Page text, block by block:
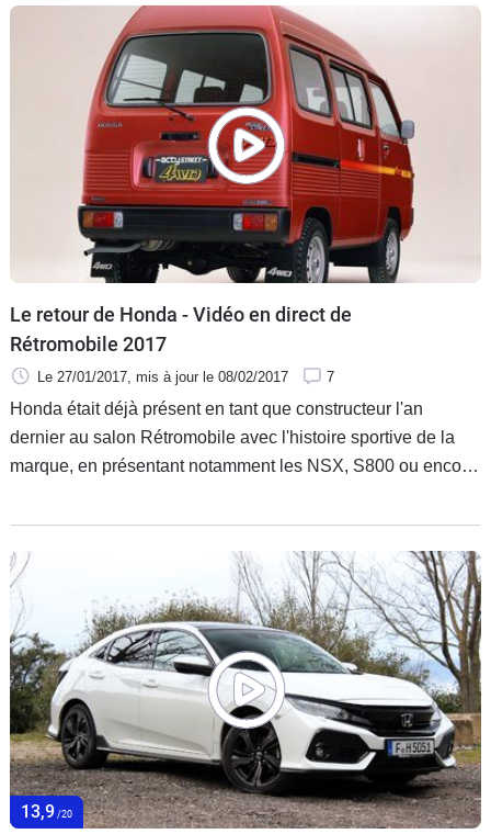
Le retour de Honda - Vidéo en direct de
Rétromobile 2017
Le 27/01/2017, mis à jour le 08/02/2017 7
Honda était déjà présent en tant que constructeur l'an
dernier au salon Rétromobile avec l'histoire sportive de la
marque, en présentant notamment les NSX, S800 ou encore
Rétromobile avec un mix entre moto et auto à ne pas rater.
13,9 /20